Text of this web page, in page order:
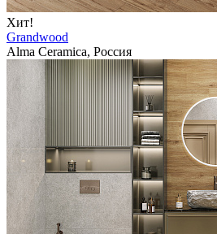
Хит!
Grandwood
Alma Ceramica, Россия